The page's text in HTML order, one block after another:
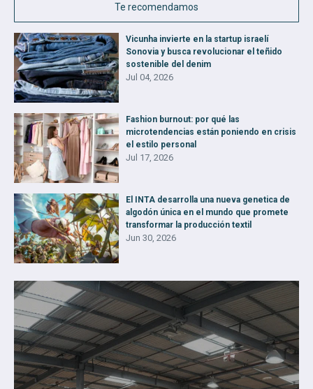
Te recomendamos
Vicunha invierte en la startup israelí
Sonovia y busca revolucionar el teñido
sostenible del denim
Jul 04, 2026
Fashion burnout: por qué las
microtendencias están poniendo en crisis
el estilo personal
Jul 17, 2026
El INTA desarrolla una nueva genetica de
algodón única en el mundo que promete
transformar la producción textil
Jun 30, 2026